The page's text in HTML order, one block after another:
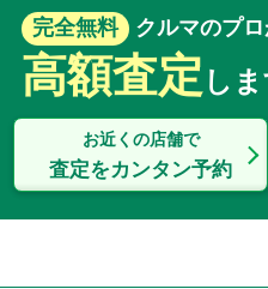
完全無料 クルマのプ
高額査定 し
お近くの店舗で
査定をカンタン予約